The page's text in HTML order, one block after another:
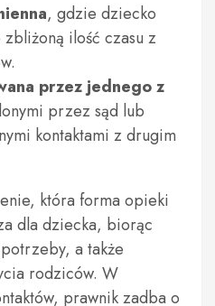
, gdzie dziecko
ilość czasu z
przez jednego z
przez sąd lub
kontaktami z drugim
która forma opieki
dla dziecka, biorąc
a także
rodziców. W
prawnik zadba o